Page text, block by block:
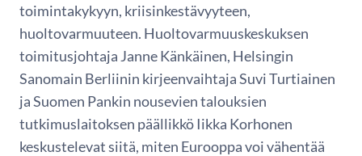
toimintakykyyn, kriisinkestävyyteen,
huoltovarmuuteen. Huoltovarmuuskeskuksen
toimitusjohtaja Janne Känkäinen, Helsingin
Sanomain Berliinin kirjeenvaihtaja Suvi Turtiainen
ja Suomen Pankin nousevien talouksien
tutkimuslaitoksen päällikkö Iikka Korhonen
keskustelevat siitä, miten Eurooppa voi vähentää